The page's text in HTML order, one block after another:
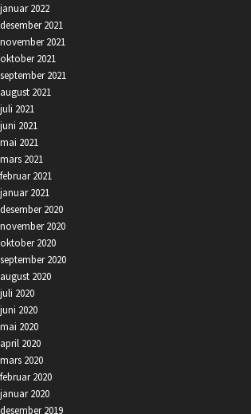
januar 2022
desember 2021
november 2021
oktober 2021
september 2021
august 2021
juli 2021
juni 2021
mai 2021
mars 2021
februar 2021
januar 2021
desember 2020
november 2020
oktober 2020
september 2020
august 2020
juli 2020
juni 2020
mai 2020
april 2020
mars 2020
februar 2020
januar 2020
desember 2019